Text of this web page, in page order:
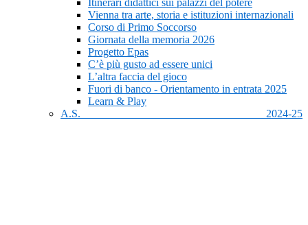
Itinerari didattici sui palazzi del potere
Vienna tra arte, storia e istituzioni internazionali
Corso di Primo Soccorso
Giornata della memoria 2026
Progetto Epas
C’è più gusto ad essere unici
L’altra faccia del gioco
Fuori di banco - Orientamento in entrata 2025
Learn & Play
A.S. 2024-25